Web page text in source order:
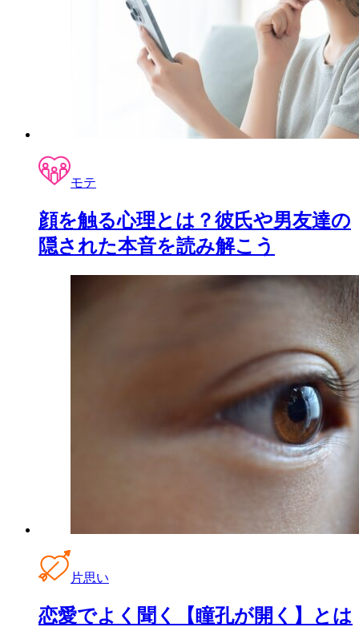
モテ
顔を触る心理とは？彼氏や男友達の
隠された本音を読み解こう
片思い
恋愛でよく聞く【瞳孔が開く】とは